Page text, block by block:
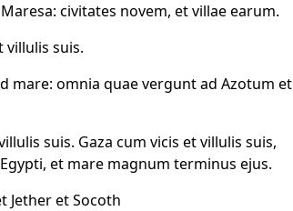
civitates novem, et villae earum.
villulis suis.
mare: omnia quae vergunt ad Azotum et
suis. Gaza cum vicis et villulis suis,
et mare magnum terminus ejus.
Jether et Socoth